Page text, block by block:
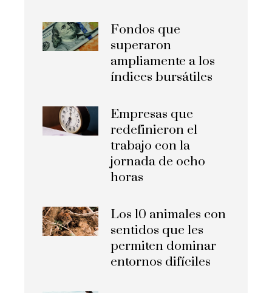
Fondos que
superaron
ampliamente a los
índices bursátiles
Empresas que
redefinieron el
trabajo con la
jornada de ocho
horas
Los 10 animales con
sentidos que les
permiten dominar
entornos difíciles